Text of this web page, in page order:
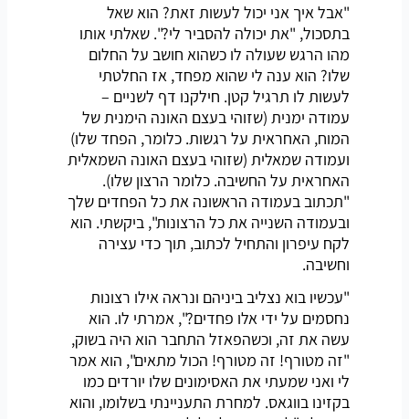
"אבל איך אני יכול לעשות זאת? הוא שאל
בתסכול, "את יכולה להסביר לי?". שאלתי אותו
מהו הרגש שעולה לו כשהוא חושב על החלום
שלו? הוא ענה לי שהוא מפחד, אז החלטתי
לעשות לו תרגיל קטן. חילקנו דף לשניים –
עמודה ימנית (שזוהי בעצם האונה הימנית של
המוח, האחראית על רגשות. כלומר, הפחד שלו)
ועמודה שמאלית (שזוהי בעצם האונה השמאלית
האחראית על החשיבה. כלומר הרצון שלו).
"תכתוב בעמודה הראשונה את כל הפחדים שלך
ובעמודה השנייה את כל הרצונות", ביקשתי. הוא
לקח עיפרון והתחיל לכתוב, תוך כדי עצירה
וחשיבה.
"עכשיו בוא נצליב ביניהם ונראה אילו רצונות
נחסמים על ידי אלו פחדים?", אמרתי לו. הוא
עשה את זה, וכשהפאזל התחבר הוא היה בשוק,
"זה מטורף! זה מטורף! הכול מתאים", הוא אמר
לי ואני שמעתי את האסימונים שלו יורדים כמו
בקזינו בווגאס. למחרת התעניינתי בשלומו, והוא